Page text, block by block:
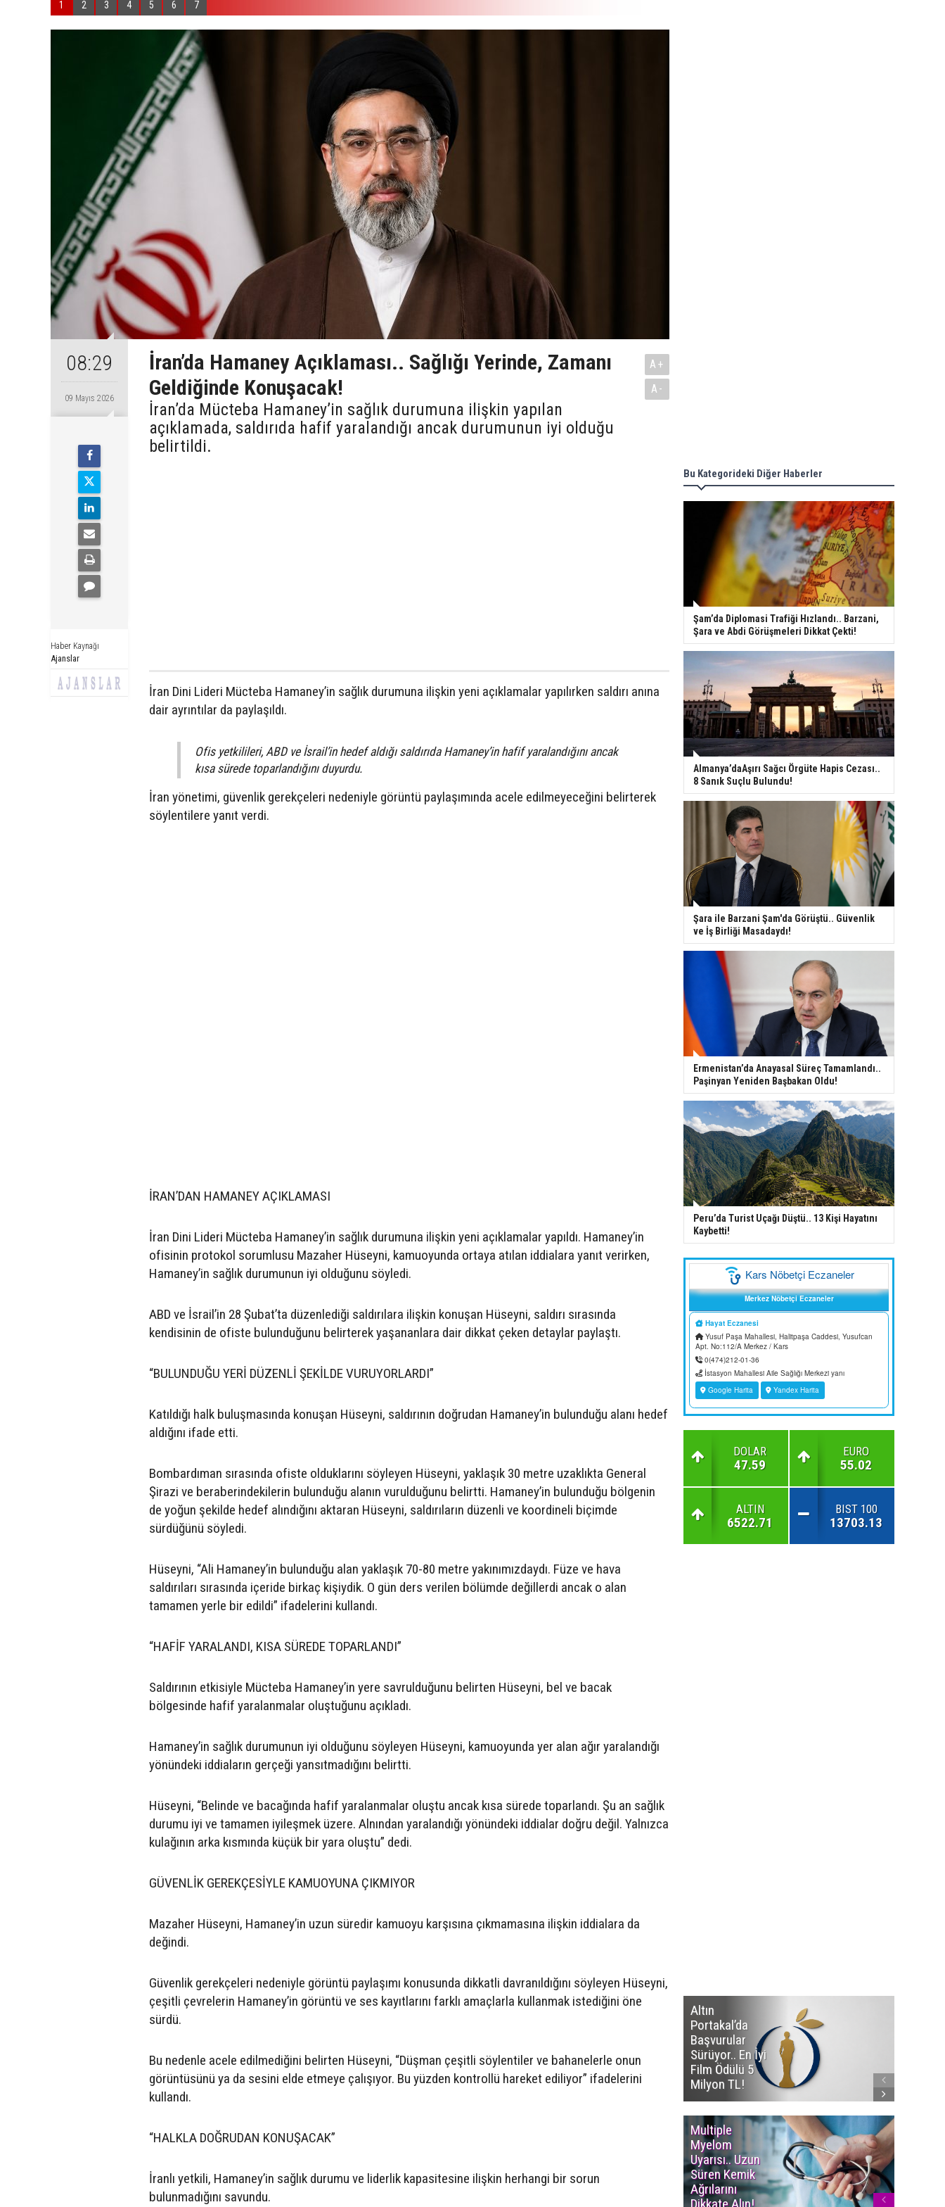
1 2 3 4 5 6 7
08:29
09 Mayıs 2026
Haber Kaynağı
Ajanslar
İran’da Hamaney Açıklaması.. Sağlığı Yerinde, Zamanı
Geldiğinde Konuşacak!
İran’da Mücteba Hamaney’in sağlık durumuna ilişkin yapılan
açıklamada, saldırıda hafif yaralandığı ancak durumunun iyi olduğu
belirtildi.
A+
A-
İran Dini Lideri Mücteba Hamaney’in sağlık durumuna ilişkin yeni açıklamalar yapılırken saldırı anına
dair ayrıntılar da paylaşıldı.
Ofis yetkilileri, ABD ve İsrail’in hedef aldığı saldırıda Hamaney’in hafif yaralandığını ancak
kısa sürede toparlandığını duyurdu.
İran yönetimi, güvenlik gerekçeleri nedeniyle görüntü paylaşımında acele edilmeyeceğini belirterek
söylentilere yanıt verdi.
İRAN’DAN HAMANEY AÇIKLAMASI
İran Dini Lideri Mücteba Hamaney’in sağlık durumuna ilişkin yeni açıklamalar yapıldı. Hamaney’in
ofisinin protokol sorumlusu Mazaher Hüseyni, kamuoyunda ortaya atılan iddialara yanıt verirken,
Hamaney’in sağlık durumunun iyi olduğunu söyledi.
ABD ve İsrail’in 28 Şubat’ta düzenlediği saldırılara ilişkin konuşan Hüseyni, saldırı sırasında
kendisinin de ofiste bulunduğunu belirterek yaşananlara dair dikkat çeken detaylar paylaştı.
“BULUNDUĞU YERİ DÜZENLİ ŞEKİLDE VURUYORLARDI”
Katıldığı halk buluşmasında konuşan Hüseyni, saldırının doğrudan Hamaney’in bulunduğu alanı hedef
aldığını ifade etti.
Bombardıman sırasında ofiste olduklarını söyleyen Hüseyni, yaklaşık 30 metre uzaklıkta General
Şirazi ve beraberindekilerin bulunduğu alanın vurulduğunu belirtti. Hamaney’in bulunduğu bölgenin
de yoğun şekilde hedef alındığını aktaran Hüseyni, saldırıların düzenli ve koordineli biçimde
sürdüğünü söyledi.
Hüseyni, “Ali Hamaney’in bulunduğu alan yaklaşık 70-80 metre yakınımızdaydı. Füze ve hava
saldırıları sırasında içeride birkaç kişiydik. O gün ders verilen bölümde değillerdi ancak o alan
tamamen yerle bir edildi” ifadelerini kullandı.
“HAFİF YARALANDI, KISA SÜREDE TOPARLANDI”
Saldırının etkisiyle Mücteba Hamaney’in yere savrulduğunu belirten Hüseyni, bel ve bacak
bölgesinde hafif yaralanmalar oluştuğunu açıkladı.
Hamaney’in sağlık durumunun iyi olduğunu söyleyen Hüseyni, kamuoyunda yer alan ağır yaralandığı
yönündeki iddiaların gerçeği yansıtmadığını belirtti.
Hüseyni, “Belinde ve bacağında hafif yaralanmalar oluştu ancak kısa sürede toparlandı. Şu an sağlık
durumu iyi ve tamamen iyileşmek üzere. Alnından yaralandığı yönündeki iddialar doğru değil. Yalnızca
kulağının arka kısmında küçük bir yara oluştu” dedi.
GÜVENLİK GEREKÇESİYLE KAMUOYUNA ÇIKMIYOR
Mazaher Hüseyni, Hamaney’in uzun süredir kamuoyu karşısına çıkmamasına ilişkin iddialara da
değindi.
Güvenlik gerekçeleri nedeniyle görüntü paylaşımı konusunda dikkatli davranıldığını söyleyen Hüseyni,
çeşitli çevrelerin Hamaney’in görüntü ve ses kayıtlarını farklı amaçlarla kullanmak istediğini öne
sürdü.
Bu nedenle acele edilmediğini belirten Hüseyni, “Düşman çeşitli söylentiler ve bahanelerle onun
görüntüsünü ya da sesini elde etmeye çalışıyor. Bu yüzden kontrollü hareket ediliyor” ifadelerini
kullandı.
“HALKLA DOĞRUDAN KONUŞACAK”
İranlı yetkili, Hamaney’in sağlık durumu ve liderlik kapasitesine ilişkin herhangi bir sorun
bulunmadığını savundu.
Bu Kategorideki Diğer Haberler
Şam’da Diplomasi Trafiği Hızlandı.. Barzani,
Şara ve Abdi Görüşmeleri Dikkat Çekti!
Almanya’daAşırı Sağcı Örgüte Hapis Cezası..
8 Sanık Suçlu Bulundu!
Şara ile Barzani Şam'da Görüştü.. Güvenlik
ve İş Birliği Masadaydı!
Ermenistan’da Anayasal Süreç Tamamlandı..
Paşinyan Yeniden Başbakan Oldu!
Peru’da Turist Uçağı Düştü.. 13 Kişi Hayatını
Kaybetti!
DOLAR
47.59
EURO
55.02
ALTIN
6522.71
BIST 100
13703.13
Altın
Portakal’da
Başvurular
Sürüyor.. En İyi
Film Ödülü 5
Milyon TL!
Multiple
Myelom
Uyarısı.. Uzun
Süren Kemik
Ağrılarını